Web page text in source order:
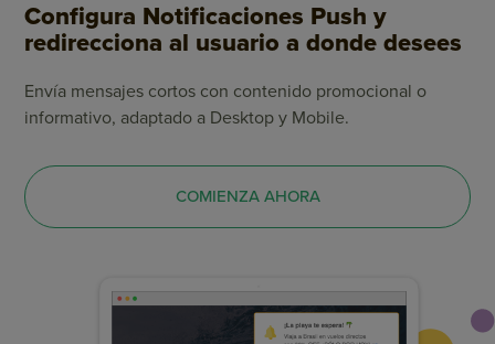
Configura Notificaciones Push y
redirecciona al usuario a donde desees
Envía mensajes cortos con contenido promocional o
informativo, adaptado a Desktop y Mobile.
COMIENZA AHORA